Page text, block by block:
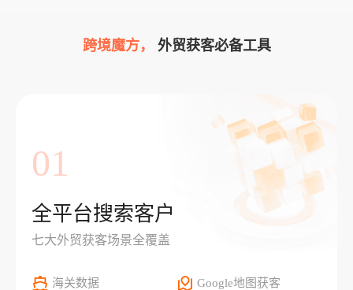
跨境魔方， 外贸获客必备工具
01
全平台搜索客户
七大外贸获客场景全覆盖
海关数据 Google地图获客